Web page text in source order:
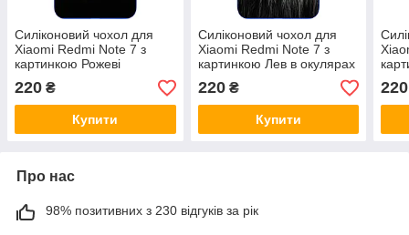
Силіконовий чохол для
Xiaomi Redmi Note 7 з
картинкою Рожеві
220 ₴
Купити
Силіконовий чохол для
Xiaomi Redmi Note 7 з
картинкою Лев в окулярах
220₴
Купити
220
Про нас
98% позитивних з 230 відгуків за рік